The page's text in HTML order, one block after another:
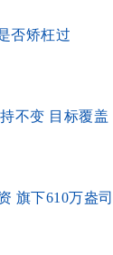
否矫枉过
不变 目标覆盖
旗下610万盎司